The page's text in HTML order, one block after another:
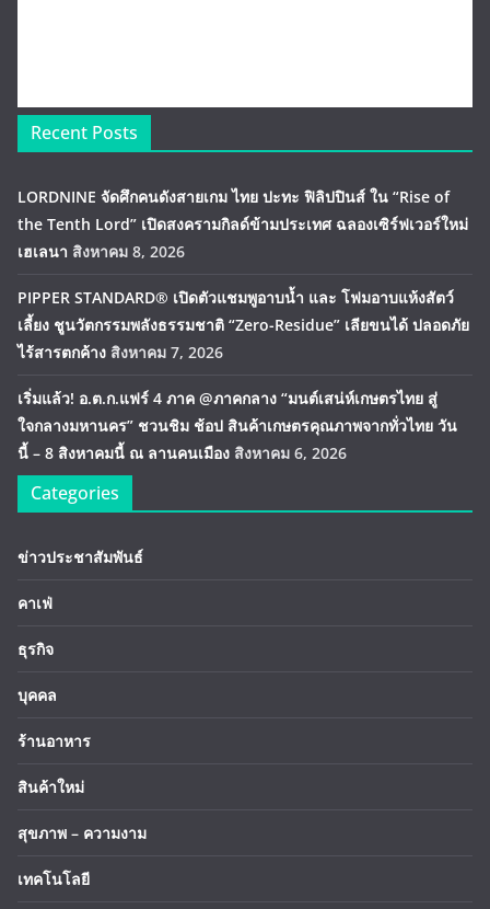
Recent Posts
LORDNINE จัดศึกคนดังสายเกม ไทย ปะทะ ฟิลิปปินส์ ใน “Rise of
the Tenth Lord” เปิดสงครามกิลด์ข้ามประเทศ ฉลองเซิร์ฟเวอร์ใหม่
เฮเลนา สิงหาคม 8, 2026
PIPPER STANDARD® เปิดตัวแชมพูอาบน้ำ และ โฟมอาบแห้งสัตว์
เลี้ยง ชูนวัตกรรมพลังธรรมชาติ “Zero-Residue” เลียขนได้ ปลอดภัย
ไร้สารตกค้าง สิงหาคม 7, 2026
เริ่มแล้ว! อ.ต.ก.แฟร์ 4 ภาค @ภาคกลาง “มนต์เสน่ห์เกษตรไทย สู่
ใจกลางมหานคร” ชวนชิม ช้อป สินค้าเกษตรคุณภาพจากทั่วไทย วัน
นี้ – 8 สิงหาคมนี้ ณ ลานคนเมือง สิงหาคม 6, 2026
Categories
ข่าวประชาสัมพันธ์
คาเฟ่
ธุรกิจ
บุคคล
ร้านอาหาร
สินค้าใหม่
สุขภาพ – ความงาม
เทคโนโลยี